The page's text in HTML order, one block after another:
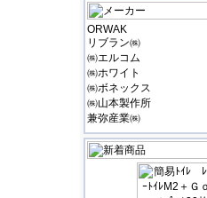
ORWAK
リブラン㈱
㈱エルコム
㈱ホワイト
㈱ボネックス
㈱山本製作所
兼弥産業㈱